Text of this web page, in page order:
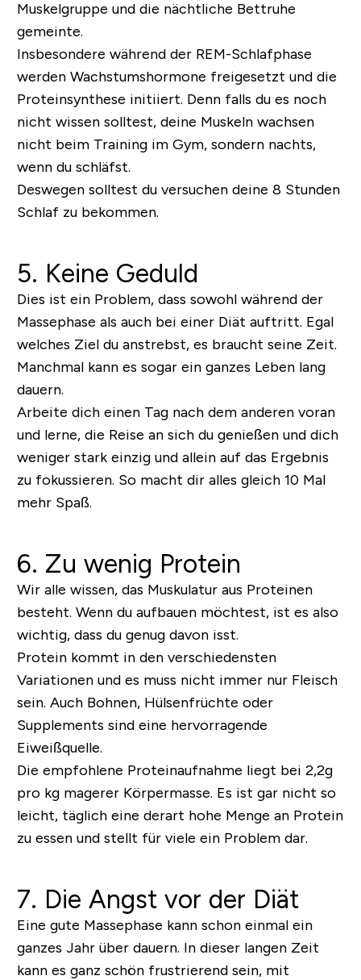
Muskelgruppe und die nächtliche Bettruhe
gemeinte.
Insbesondere während der REM-Schlafphase
werden Wachstumshormone freigesetzt und die
Proteinsynthese initiiert. Denn falls du es noch
nicht wissen solltest, deine Muskeln wachsen
nicht beim Training im Gym, sondern nachts,
wenn du schläfst.
Deswegen solltest du versuchen deine 8 Stunden
Schlaf zu bekommen.
5. Keine Geduld
Dies ist ein Problem, dass sowohl während der
Massephase als auch bei einer Diät auftritt. Egal
welches Ziel du anstrebst, es braucht seine Zeit.
Manchmal kann es sogar ein ganzes Leben lang
dauern.
Arbeite dich einen Tag nach dem anderen voran
und lerne, die Reise an sich du genießen und dich
weniger stark einzig und allein auf das Ergebnis
zu fokussieren. So macht dir alles gleich 10 Mal
mehr Spaß.
6. Zu wenig Protein
Wir alle wissen, das Muskulatur aus Proteinen
besteht. Wenn du aufbauen möchtest, ist es also
wichtig, dass du genug davon isst.
Protein kommt in den verschiedensten
Variationen und es muss nicht immer nur Fleisch
sein. Auch Bohnen, Hülsenfrüchte oder
Supplements sind eine hervorragende
Eiweißquelle.
Die empfohlene Proteinaufnahme liegt bei 2,2g
pro kg magerer Körpermasse. Es ist gar nicht so
leicht, täglich eine derart hohe Menge an Protein
zu essen und stellt für viele ein Problem dar.
7. Die Angst vor der Diät
Eine gute Massephase kann schon einmal ein
ganzes Jahr über dauern. In dieser langen Zeit
kann es ganz schön frustrierend sein, mit